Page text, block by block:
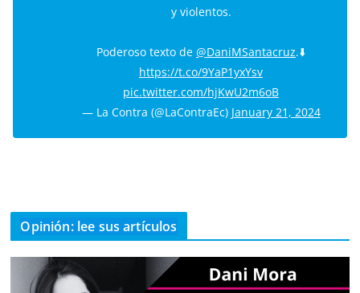
y violentos.
Poderoso texto de @DaniMSantacruz.⬇️
https://t.co/9YaP1yxYsv
pic.twitter.com/hjKwU2m6oB
— La Contra (@LaContraEc) January 21, 2024
Opinión: lee sus artículos